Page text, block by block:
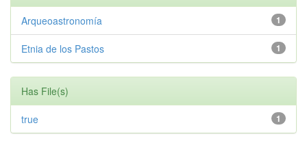
1
Arqueoastronomía
1
Etnia de los Pastos
Has File(s)
1
true